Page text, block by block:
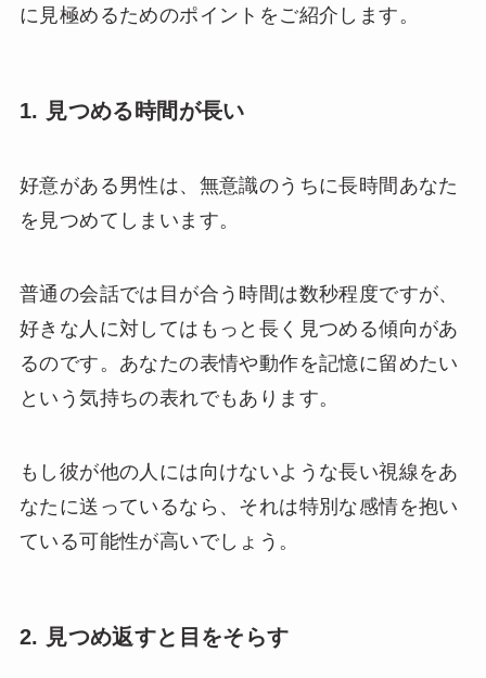
に見極めるためのポイントをご紹介します。
1. 見つめる時間が長い
好意がある男性は、無意識のうちに長時間あなた
を見つめてしまいます。
普通の会話では目が合う時間は数秒程度ですが、
好きな人に対してはもっと長く見つめる傾向があ
るのです。あなたの表情や動作を記憶に留めたい
という気持ちの表れでもあります。
もし彼が他の人には向けないような長い視線をあ
なたに送っているなら、それは特別な感情を抱い
ている可能性が高いでしょう。
2. 見つめ返すと目をそらす